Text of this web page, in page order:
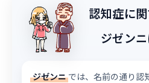
認知症に
ジゼン
ジゼンニ では、名前の通り認